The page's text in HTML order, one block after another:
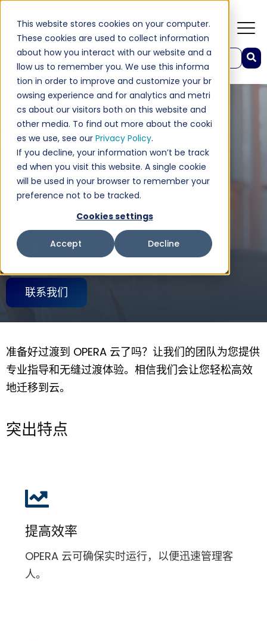
This website stores cookies on your computer.
These cookies are used to collect information
about how you interact with our website and a
llow us to remember you. We use this informa
tion in order to improve and customize your br
owsing experience and for analytics and metri
cs about our visitors both on this website and
other media. To find out more about the cooki
es we use, see our Privacy Policy.
If you decline, your information won’t be track
ed when you visit this website. A single cookie
will be used in your browser to remember your
preference not to be tracked.
Cookies settings
Accept Decline
这是一个附加了自动建议功能的搜索字段。
没有建议，因为搜索字段为空。
无缝过渡到 OPERA 云
联系我们
准备好过渡到 OPERA 云了吗？让我们的团队为您提供
专业指导和无缝过渡体验。相信我们会让您轻松高效
地迁移到云。
突出特点
提高效率
OPERA 云可确保实时运行，以便迅速管理客
人。